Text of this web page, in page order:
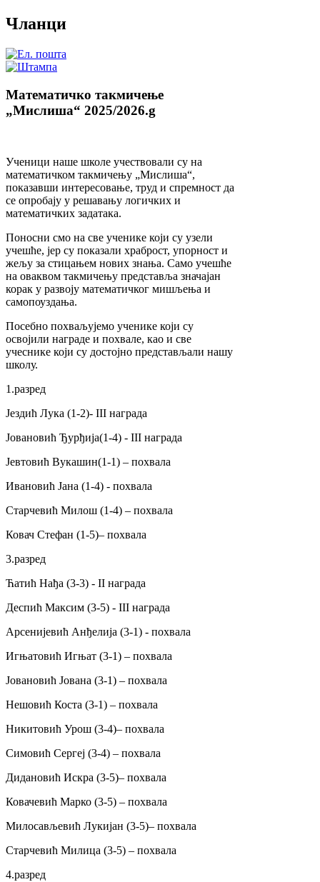
Чланци
Mатематичко такмичењe
„Мислиша“ 2025/2026.g
Ученици наше школе учествовали су на
математичком такмичењу „Мислиша“,
показавши интересовање, труд и спремност да
се опробају у решавању логичких и
математичких задатака.
Поносни смо на све ученике који су узели
учешће, јер су показали храброст, упорност и
жељу за стицањем нових знања. Само учешће
на оваквом такмичењу представља значајан
корак у развоју математичког мишљења и
самопоуздања.
Посебно похваљујемо ученике који су
освојили награде и похвале, као и све
учеснике који су достојно представљали нашу
школу.
1.разред
Јездић Лука (1-2)- III награда
Јовановић Ђурђија(1-4) - III награда
Јевтовић Вукашин(1-1) – похвала
Ивановић Јана (1-4) - похвала
Старчевић Милош (1-4) – похвала
Ковач Стефан (1-5)– похвала
3.разред
Ћатић Нађа (3-3) - II награда
Деспић Максим (3-5) - III награда
Арсенијевић Анђелија (3-1) - похвала
Игњатовић Игњат (3-1) – похвала
Јовановић Јована (3-1) – похвала
Нешовић Коста (3-1) – похвала
Никитовић Урош (3-4)– похвала
Симовић Сергеј (3-4) – похвала
Дидановић Искра (3-5)– похвала
Ковачевић Марко (3-5) – похвала
Милосављевић Лукијан (3-5)– похвала
Старчевић Милица (3-5) – похвала
4.разред